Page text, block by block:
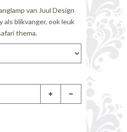
van Juul Design
als blikvanger, ook leuk
thema.